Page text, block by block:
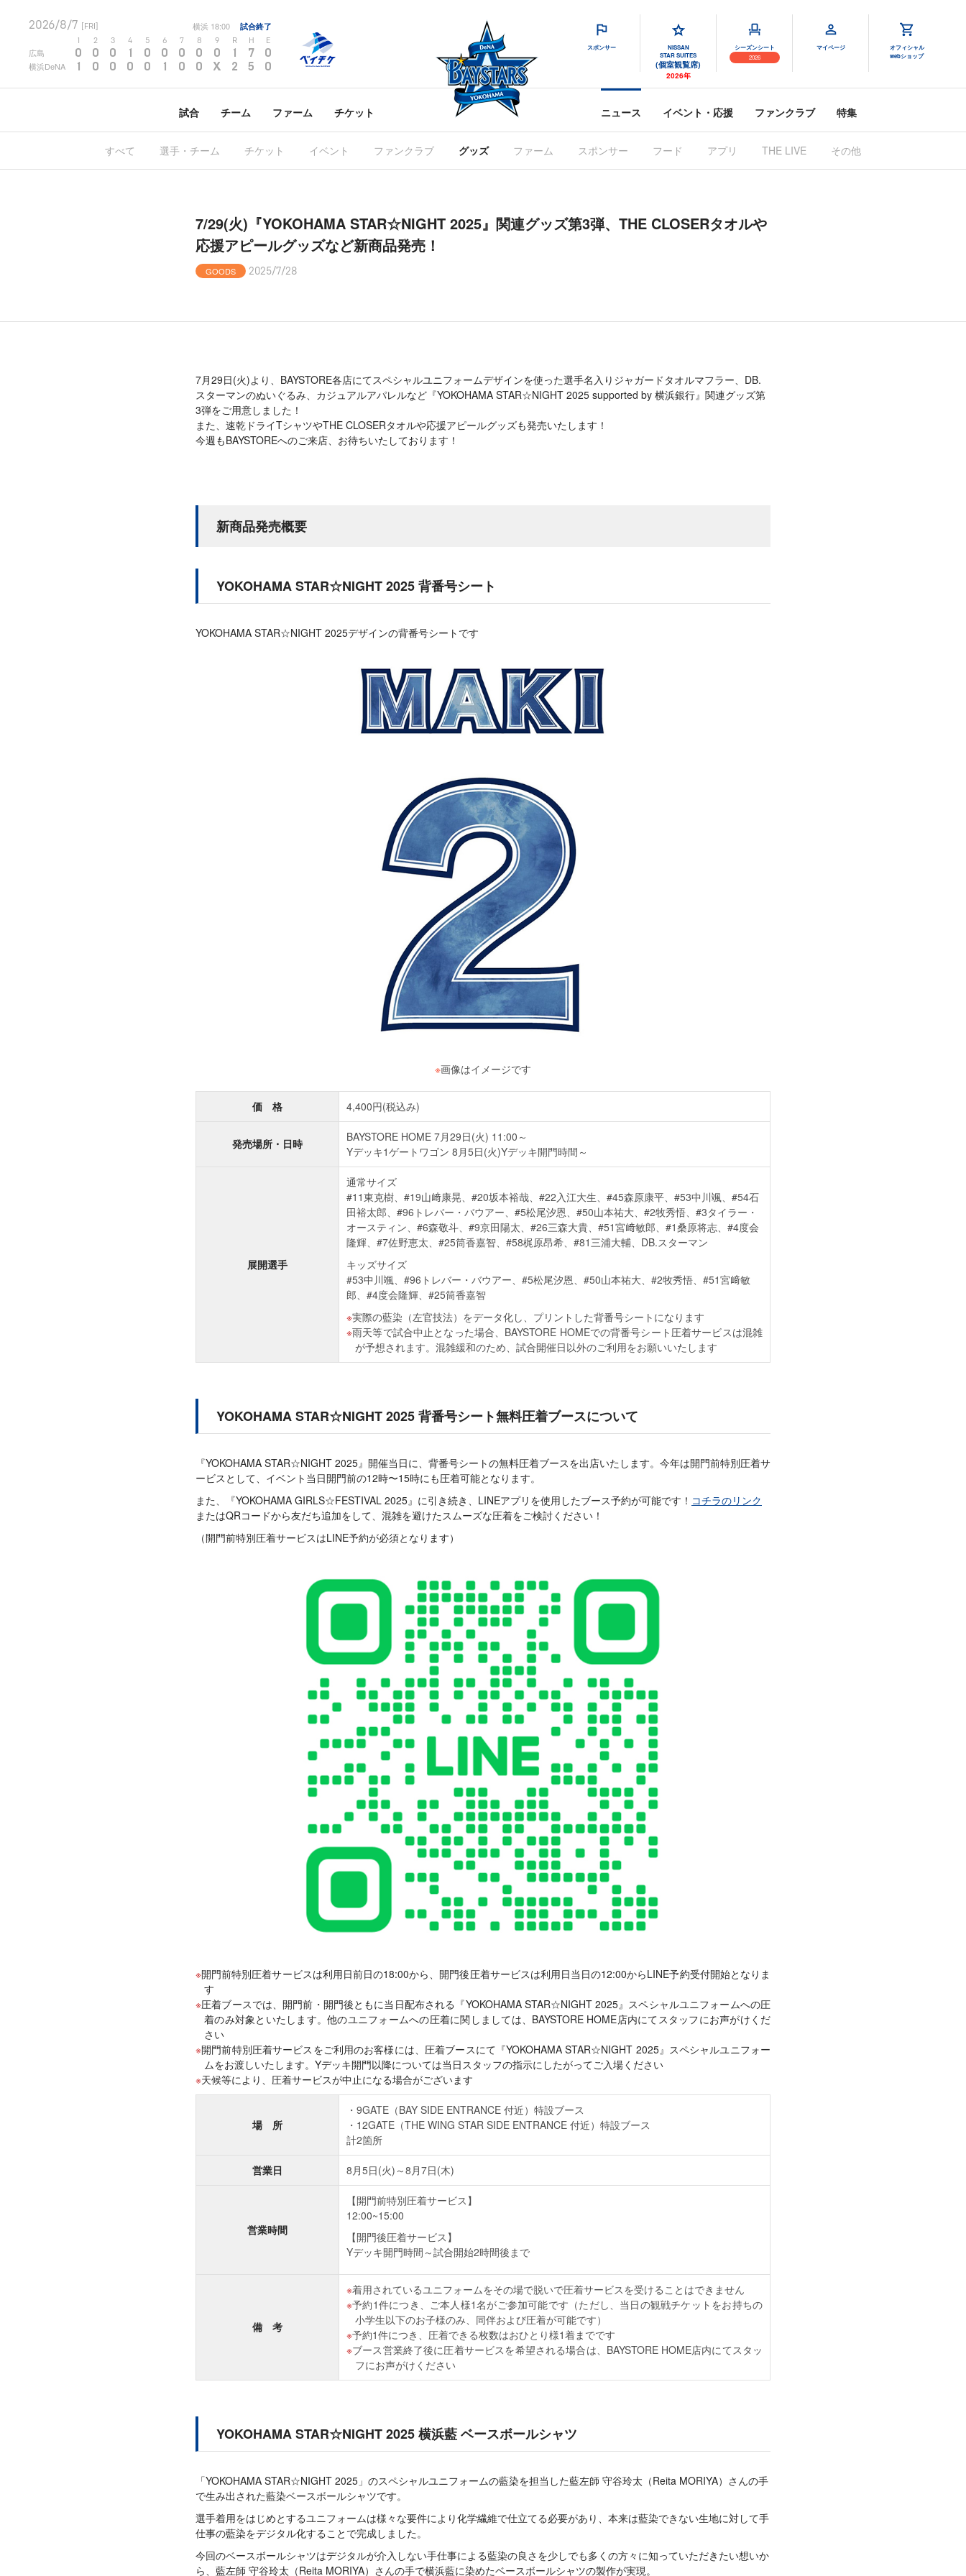
2026/8/7 [FRI] 横浜 18:00 試合終了
2 3 4 5 6 7 8 9 R H E
広島 0 0 0 1 0 0 0 0 0 1 7 0
横浜DeNA 1 0 0 0 0 1 0 0 X 2 5 0
スポンサー
NISSAN
STAR SUITES
(個室観覧席)
2026年
シーズンシート
2026
マイページ
オフィシャル
webショップ
試合 チーム ファーム チケット ニュース イベント・応援 ファンクラブ 特集
すべて 選手・チーム チケット イベント ファンクラブ グッズ ファーム スポンサー フード アプリ THE LIVE その他
7/29(火)『YOKOHAMA STAR☆NIGHT 2025』関連グッズ第3弾、THE CLOSERタオルや
応援アピールグッズなど新商品発売！
GOODS 2025/7/28
7月29日(火)より、BAYSTORE各店にてスペシャルユニフォームデザインを使った選手名入りジャガードタオルマフラー、DB.
スターマンのぬいぐるみ、カジュアルアパレルなど『YOKOHAMA STAR☆NIGHT 2025 supported by 横浜銀行』関連グッズ第
3弾をご用意しました！
また、速乾ドライTシャツやTHE CLOSERタオルや応援アピールグッズも発売いたします！
今週もBAYSTOREへのご来店、お待ちいたしております！
新商品発売概要
YOKOHAMA STAR☆NIGHT 2025 背番号シート
YOKOHAMA STAR☆NIGHT 2025デザインの背番号シートです
※画像はイメージです
価 格 4,400円(税込み)
発売場所・日時
BAYSTORE HOME 7月29日(火) 11:00～
Yデッキ1ゲートワゴン 8月5日(火)Yデッキ開門時間～
展開選手
通常サイズ
#11東克樹、#19山﨑康晃、#20坂本裕哉、#22入江大生、#45森原康平、#53中川颯、#54石
田裕太郎、#96トレバー・バウアー、#5松尾汐恩、#50山本祐大、#2牧秀悟、#3タイラー・
オースティン、#6森敬斗、#9京田陽太、#26三森大貴、#51宮﨑敏郎、#1桑原将志、#4度会
隆輝、#7佐野恵太、#25筒香嘉智、#58梶原昂希、#81三浦大輔、DB.スターマン
キッズサイズ
#53中川颯、#96トレバー・バウアー、#5松尾汐恩、#50山本祐大、#2牧秀悟、#51宮﨑敏
郎、#4度会隆輝、#25筒香嘉智
実際の藍染（左官技法）をデータ化し、プリントした背番号シートになります
雨天等で試合中止となった場合、BAYSTORE HOMEでの背番号シート圧着サービスは混雑
が予想されます。混雑緩和のため、試合開催日以外のご利用をお願いいたします
YOKOHAMA STAR☆NIGHT 2025 背番号シート無料圧着ブースについて
『YOKOHAMA STAR☆NIGHT 2025』開催当日に、背番号シートの無料圧着ブースを出店いたします。今年は開門前特別圧着サ
ービスとして、イベント当日開門前の12時〜15時にも圧着可能となります。
また、『YOKOHAMA GIRLS☆FESTIVAL 2025』に引き続き、LINEアプリを使用したブース予約が可能です！ コチラのリンク
またはQRコードから友だち追加をして、混雑を避けたスムーズな圧着をご検討ください！
（開門前特別圧着サービスはLINE予約が必須となります）
開門前特別圧着サービスは利用日前日の18:00から、開門後圧着サービスは利用日当日の12:00からLINE予約受付開始となりま
す
圧着ブースでは、開門前・開門後ともに当日配布される『YOKOHAMA STAR☆NIGHT 2025』スペシャルユニフォームへの圧
着のみ対象といたします。他のユニフォームへの圧着に関しましては、BAYSTORE HOME店内にてスタッフにお声がけくだ
さい
開門前特別圧着サービスをご利用のお客様には、圧着ブースにて『YOKOHAMA STAR☆NIGHT 2025』スペシャルユニフォー
ムをお渡しいたします。Yデッキ開門以降については当日スタッフの指示にしたがってご入場ください
天候等により、圧着サービスが中止になる場合がございます
場 所
9GATE（BAY SIDE ENTRANCE 付近）特設ブース
12GATE（THE WING STAR SIDE ENTRANCE 付近）特設ブース
計2箇所
営業日 8月5日(火)～8月7日(木)
営業時間
【開門前特別圧着サービス】
12:00~15:00
【開門後圧着サービス】
Yデッキ開門時間～試合開始2時間後まで
備 考
着用されているユニフォームをその場で脱いで圧着サービスを受けることはできません
予約1件につき、ご本人様1名がご参加可能です（ただし、当日の観戦チケットをお持ちの
小学生以下のお子様のみ、同伴および圧着が可能です）
予約1件につき、圧着できる枚数はおひとり様1着までです
ブース営業終了後に圧着サービスを希望される場合は、BAYSTORE HOME店内にてスタッ
フにお声がけください
YOKOHAMA STAR☆NIGHT 2025 横浜藍 ベースボールシャツ
「YOKOHAMA STAR☆NIGHT 2025」のスペシャルユニフォームの藍染を担当した藍左師 守谷玲太（Reita MORIYA）さんの手
で生み出された藍染ベースボールシャツです。
選手着用をはじめとするユニフォームは様々な要件により化学繊維で仕立てる必要があり、本来は藍染できない生地に対して手
仕事の藍染をデジタル化することで完成しました。
今回のベースボールシャツはデジタルが介入しない手仕事による藍染の良さを少しでも多くの方々に知っていただきたい想いか
ら、藍左師 守谷玲太（Reita MORIYA）さんの手で横浜藍に染めたベースボールシャツの製作が実現。